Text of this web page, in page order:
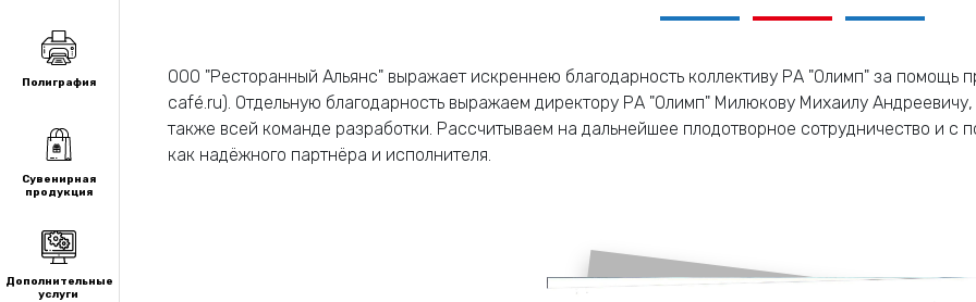
ООО "Ресторанный Альянс" выражает искреннею благодарность коллективу РА "Олимп" за помощь
café.ru). Отдельную благодарность выражаем директору РА "Олимп" Милюкову Михаилу
также всей команде разработки. Рассчитываем на дальнейшее плодотворное сотрудничество и
как надёжного партнёра и исполнителя.
Полиграфия
Сувенирная
продукция
Дополнительные
услуги